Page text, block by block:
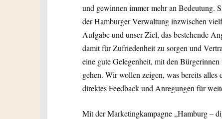
und gewinnen immer mehr an Bedeutung.
der Hamburger Verwaltung inzwischen
Aufgabe und unser Ziel, das bestehende
damit für Zufriedenheit zu sorgen und
eine gute Gelegenheit, mit den
gehen. Wir wollen zeigen, was bereits
direktes Feedback und Anregungen für
Mit der Marketingkampagne „Hamburg –